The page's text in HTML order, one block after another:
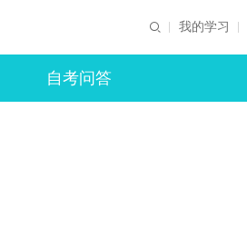
我的学习
自考问答